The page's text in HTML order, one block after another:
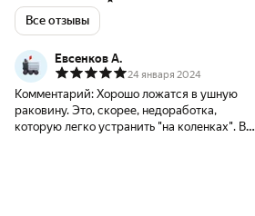
Все отзывы
Евсенков А.
24 января 2024
Комментарий: Хорошо ложатся в ушную
раковину. Это, скорее, недоработка,
которую легко устранить "на коленках". Во-